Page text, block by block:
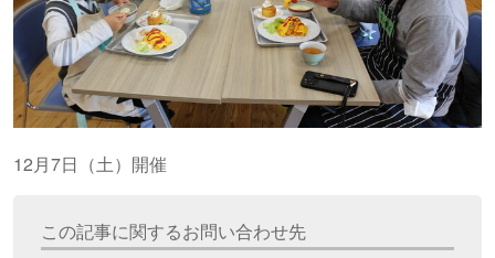
12月7日（土）開催
この記事に関するお問い合わせ先